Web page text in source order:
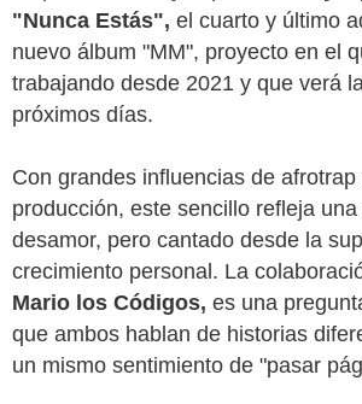
"Nunca Estás", el cuarto y último
nuevo álbum "MM", proyecto en el
trabajando desde 2021 y que verá
próximos días.
Con grandes influencias de
producción, este sencillo refleja
desamor, pero cantado desde la
Mario los Códigos, es una
que ambos hablan de historias
un mismo sentimiento de "pasar